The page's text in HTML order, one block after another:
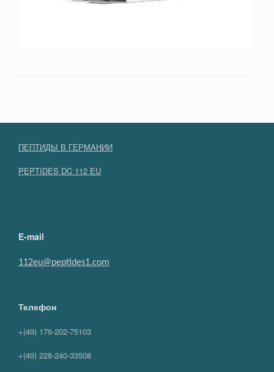
ПЕПТИДЫ В ГЕРМАНИИ
PEPTIDES DC 112 EU
E-mail
112eu@peptides1.com
Телефон
+(49) 176-202-75103
+(49) 228-240-33508